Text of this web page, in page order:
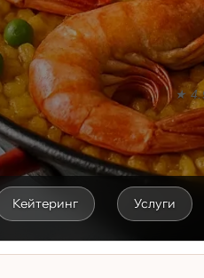
★
Кейтеринг Услуги